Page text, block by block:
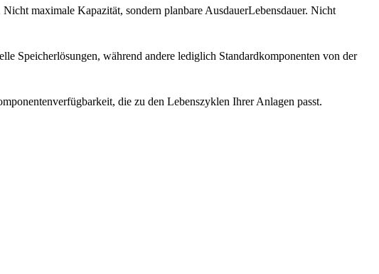
maximale Kapazität, sondern planbare AusdauerLebensdauer. Nicht
während andere lediglich Standardkomponenten von der
die zu den Lebenszyklen Ihrer Anlagen passt.